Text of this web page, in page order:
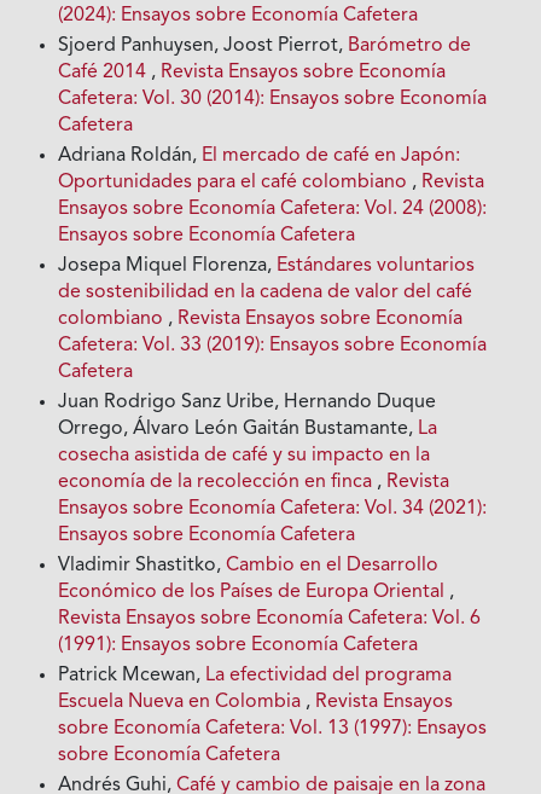
(2024): Ensayos sobre Economía Cafetera
Sjoerd Panhuysen, Joost Pierrot, Barómetro de
Café 2014 , Revista Ensayos sobre Economía
Cafetera: Vol. 30 (2014): Ensayos sobre Economía
Cafetera
Adriana Roldán, El mercado de café en Japón:
Oportunidades para el café colombiano , Revista
Ensayos sobre Economía Cafetera: Vol. 24 (2008):
Ensayos sobre Economía Cafetera
Josepa Miquel Florenza, Estándares voluntarios
de sostenibilidad en la cadena de valor del café
colombiano , Revista Ensayos sobre Economía
Cafetera: Vol. 33 (2019): Ensayos sobre Economía
Cafetera
Juan Rodrigo Sanz Uribe, Hernando Duque
Orrego, Álvaro León Gaitán Bustamante, La
cosecha asistida de café y su impacto en la
economía de la recolección en finca , Revista
Ensayos sobre Economía Cafetera: Vol. 34 (2021):
Ensayos sobre Economía Cafetera
Vladimir Shastitko,Cambio en el Desarrollo
Económico de los Países de Europa Oriental ,
Revista Ensayos sobre Economía Cafetera: Vol. 6
(1991): Ensayos sobre Economía Cafetera
Patrick Mcewan, La efectividad del programa
Escuela Nueva en Colombia , Revista Ensayos
sobre Economía Cafetera: Vol. 13 (1997): Ensayos
sobre Economía Cafetera
Andrés Guhi,Café y cambio de paisaje en la zona